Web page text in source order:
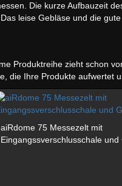
Die kurze Aufbauzeit
leise Gebläse und die
Produktreihe zieht schon
die Ihre Produkte aufwertet
aiRdome 75 Messezelt mit
Eingangssverschlusschale und